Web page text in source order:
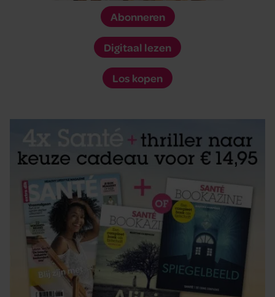
Abonneren
Digitaal lezen
Los kopen